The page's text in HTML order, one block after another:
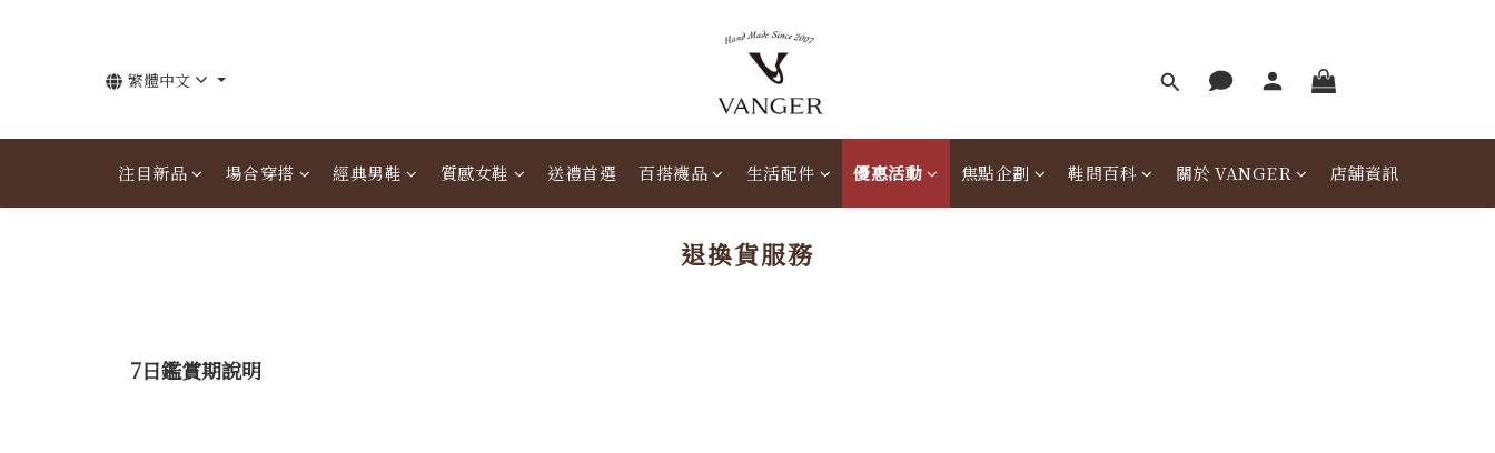
注目新品 場合穿搭 經典男鞋 質感女鞋 送禮首選 百搭襪品 生活配件 優惠活動 焦點企劃 鞋問百科 關於 VANGER 店舖資訊
繁體中文
退換貨服務
7日鑑賞期說明